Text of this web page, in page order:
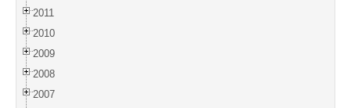
2011
2010
2009
2008
2007